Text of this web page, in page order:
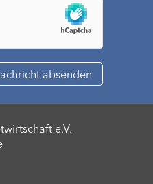
e.V.